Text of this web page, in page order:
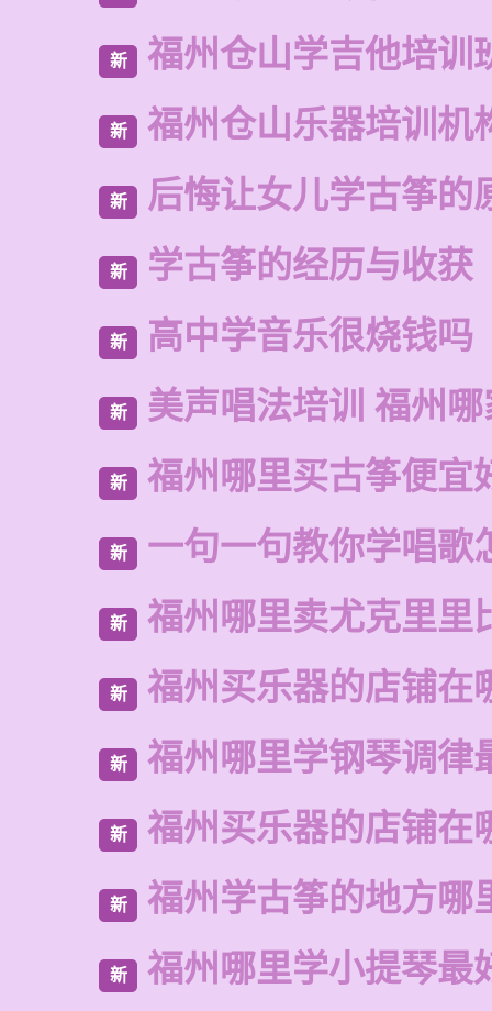
新 福州仓山学吉他培训
新 福州仓山乐器培训机
新 后悔让女儿学古筝的
新 学古筝的经历与收获
新 高中学音乐很烧钱吗
新 美声唱法培训 福州
新 福州哪里买古筝便宜
新 一句一句教你学唱歌
新 福州哪里卖尤克里里
新 福州买乐器的店铺在
新 福州哪里学钢琴调律
新 福州买乐器的店铺在
新 福州学古筝的地方哪
新 福州哪里学小提琴最